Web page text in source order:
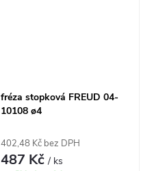
fréza stopková FREUD 04-
10108 ø4
402,48 Kč bez DPH
487 Kč/ ks